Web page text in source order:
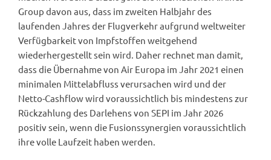
Group davon aus, dass im zweiten Halbjahr des
laufenden Jahres der Flugverkehr aufgrund weltweiter
Verfügbarkeit von Impfstoffen weitgehend
wiederhergestellt sein wird. Daher rechnet man damit,
dass die Übernahme von Air Europa im Jahr 2021 einen
minimalen Mittelabfluss verursachen wird und der
Netto-Cashflow wird voraussichtlich bis mindestens zur
Rückzahlung des Darlehens von SEPI im Jahr 2026
positiv sein, wenn die Fusionssynergien voraussichtlich
ihre volle Laufzeit haben werden.